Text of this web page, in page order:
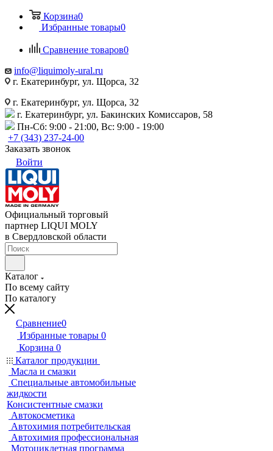
Корзина0
Избранные товары0
Сравнение товаров0
info@liquimoly-ural.ru
г. Екатеринбург, ул. Щорса, 32
г. Екатеринбург, ул. Щорса, 32
г. Екатеринбург, ул. Бакинских Комиссаров, 58
Пн-Сб: 9:00 - 21:00, Вс: 9:00 - 19:00
+7 (343) 237-24-00
Заказать звонок
Войти
Официальный торговый
партнер LIQUI MOLY
в Свердловской области
Каталог
По всему сайту
По каталогу
Сравнение0
Избранные товары 0
Корзина 0
Каталог продукции
Масла и смазки
Специальные автомобильные
жидкости
Консистентные смазки
Автокосметика
Автохимия потребительская
Автохимия профессиональная
Мотоциклетная программа